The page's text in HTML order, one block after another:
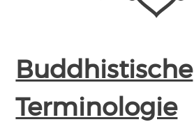
Buddhistische
Terminologie